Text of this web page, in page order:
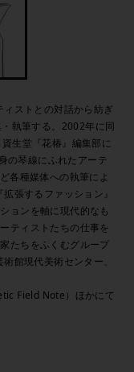
ストとの対話から紡ぎ
執筆する。2002年に同
生堂『花椿』編集部に
の琴線にふれたアーテ
各種媒体への執筆によ
張するファッション』
ョンを軸に現代的なも
ティストたちの仕事を
たちをふくむグループ
館現代美術センター、
Field Note）ほかにて